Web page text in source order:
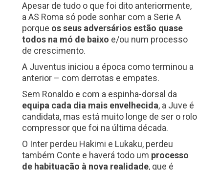
Apesar de tudo o que foi dito anteriormente,
a AS Roma só pode sonhar com a Serie A
porque os seus adversários estão quase
todos na mó de baixo e/ou num processo
de crescimento.
A Juventus iniciou a época como terminou a
anterior – com derrotas e empates.
Sem Ronaldo e com a espinha-dorsal da
equipa cada dia mais envelhecida, a Juve é
candidata, mas está muito longe de ser o rolo
compressor que foi na última década.
O Inter perdeu Hakimi e Lukaku, perdeu
também Conte e haverá todo um processo
de habituação à nova realidade, que é